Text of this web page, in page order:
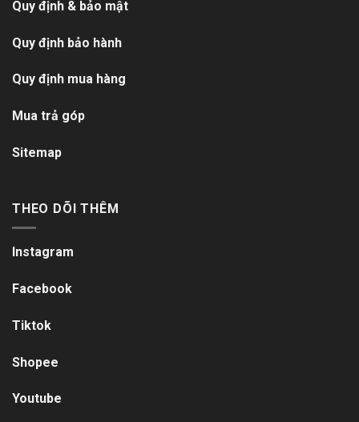
Quy định & bảo mật
Quy định bảo hành
Quy định mua hàng
Mua trả góp
Sitemap
THEO DÕI THÊM
Instagram
Facebook
Tiktok
Shopee
Youtube